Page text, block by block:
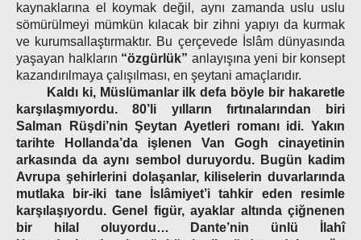
kaynaklarına el koymak değil, aynı zamanda uslu uslu
sömürülmeyi mümkün kılacak bir zihni yapıyı da kurmak
ve kurumsallaştırmaktır. Bu çerçevede İslâm dünyasında
yaşayan halkların “özgürlük” anlayışına yeni bir konsept
kazandırılmaya çalışılması, en şeytani amaçlarıdır.
Kaldı ki, Müslümanlar ilk defa böyle bir hakaretle
karşılaşmıyordu. 80’li yılların fırtınalarından biri
Salman Rüşdi’nin Şeytan Ayetleri romanı idi. Yakın
tarihte Hollanda’da işlenen Van Gogh cinayetinin
arkasında da aynı sembol duruyordu. Bugün kadim
Avrupa şehirlerini dolaşanlar, kiliselerin duvarlarında
mutlaka bir-iki tane İslâmiyet’i tahkir eden resimle
karşılaşıyordu. Genel figür, ayaklar altında çiğnenen
bir hilal oluyordu… Dante’nin ünlü İlahî